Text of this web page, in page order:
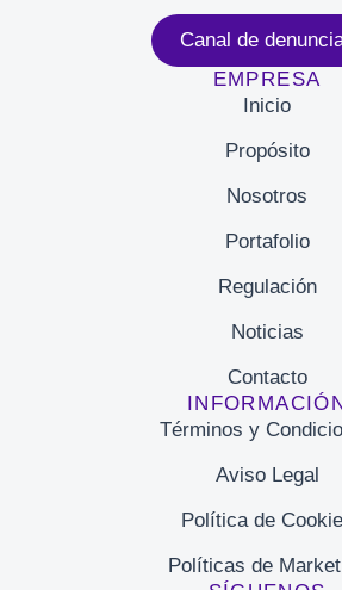
Canal de
EMPRESA
Inicio
Propósito
Nosotros
Portafolio
Regulación
Noticias
Contacto
Términos y
Aviso Legal
Política de
Políticas de